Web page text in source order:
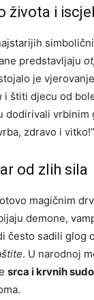
života i
predstavljaju
je
i štiti djecu od
dodirivali vrbinim
zdravo i vitko!”
od zlih sila
magičnim
demone,
često sadili glog
. U narodnoj
srca i krvnih